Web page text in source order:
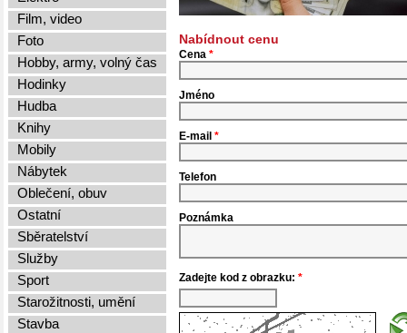
Nabídnout cenu
Cena *
Jméno
E-mail *
Telefon
Poznámka
Zadejte kod z obrazku: *
Film, video
Foto
Hobby, army, volný čas
Hodinky
Hudba
Knihy
Mobily
Nábytek
Oblečení, obuv
Ostatní
Sběratelství
Služby
Sport
Starožitnosti, umění
Stavba